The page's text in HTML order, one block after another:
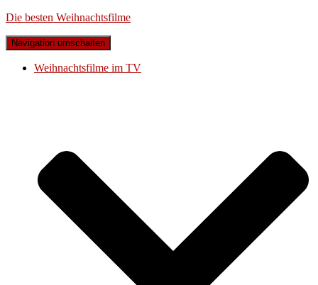
Die besten Weihnachtsfilme
Navigation umschalten
Weihnachtsfilme im TV